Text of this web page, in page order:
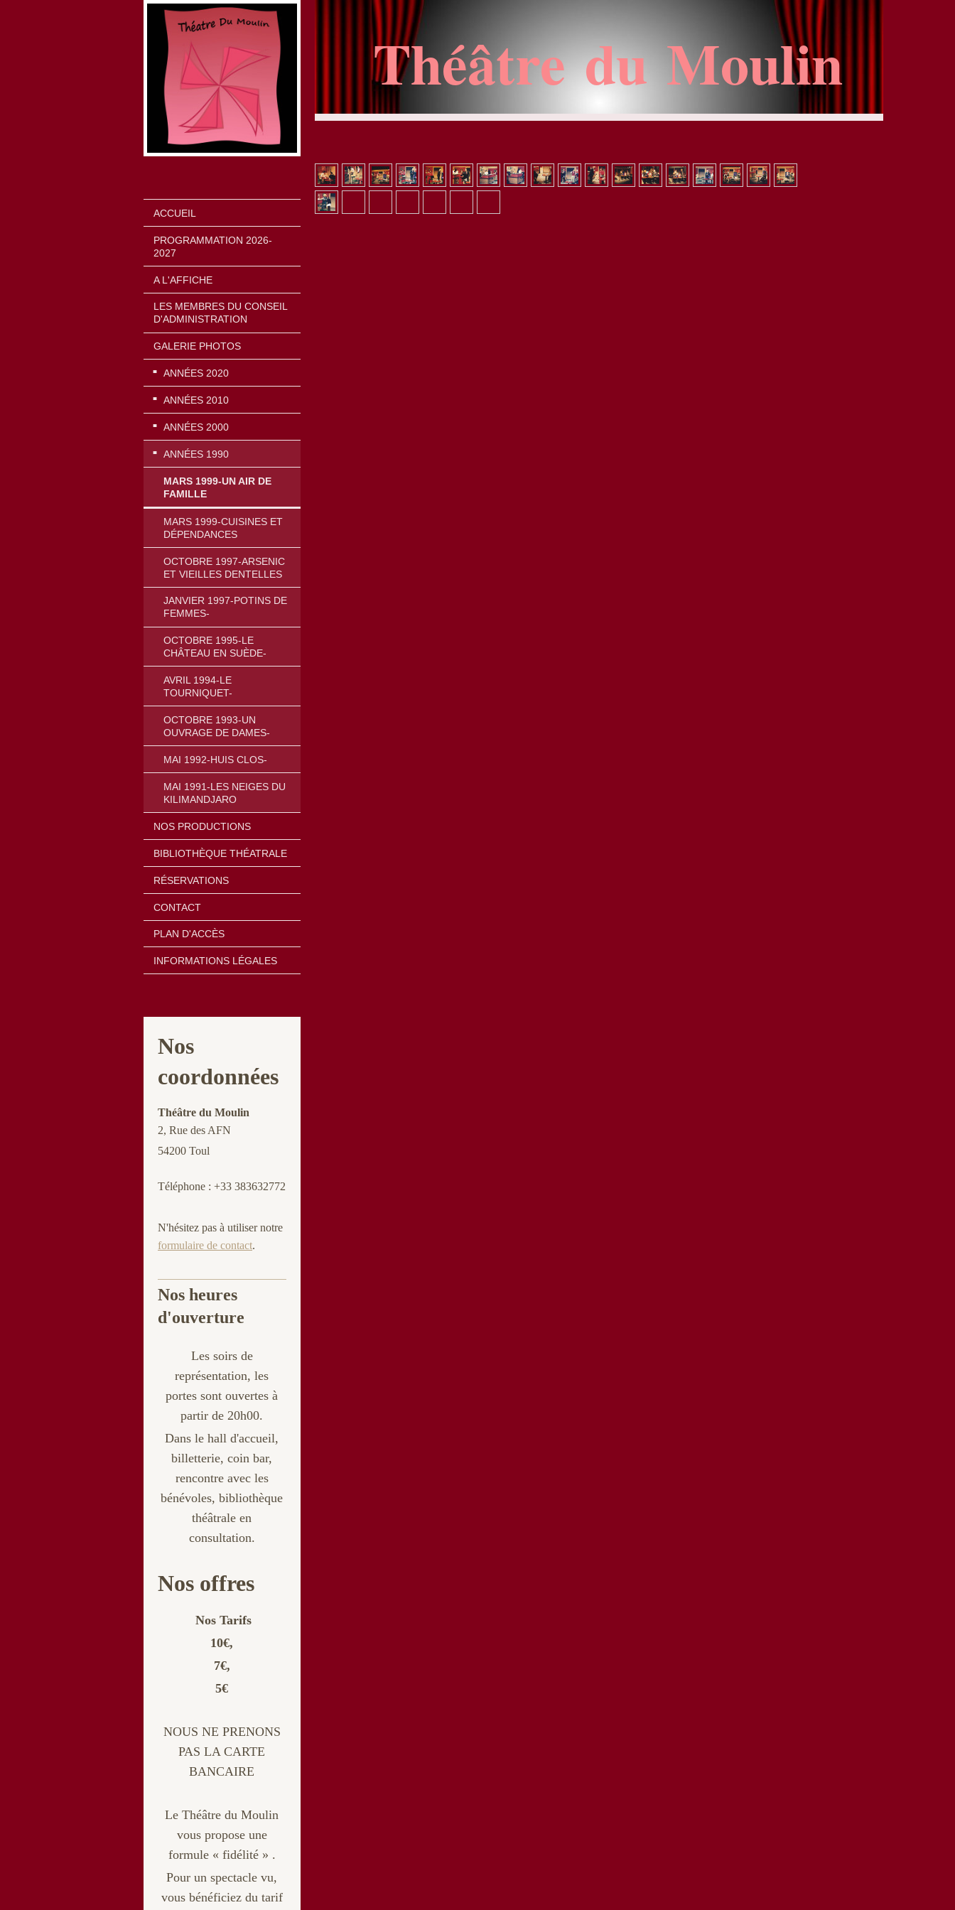
ACCUEIL
PROGRAMMATION 2026-
2027
A L'AFFICHE
LES MEMBRES DU CONSEIL
D'ADMINISTRATION
GALERIE PHOTOS
ANNÉES 2020
ANNÉES 2010
ANNÉES 2000
ANNÉES 1990
MARS 1999-UN AIR DE
FAMILLE
MARS 1999-CUISINES ET
DÉPENDANCES
OCTOBRE 1997-ARSENIC
ET VIEILLES DENTELLES
JANVIER 1997-POTINS DE
FEMMES-
OCTOBRE 1995-LE
CHÂTEAU EN SUÈDE-
AVRIL 1994-LE
TOURNIQUET-
OCTOBRE 1993-UN
OUVRAGE DE DAMES-
MAI 1992-HUIS CLOS-
MAI 1991-LES NEIGES DU
KILIMANDJARO
NOS PRODUCTIONS
BIBLIOTHÈQUE THÉATRALE
RÉSERVATIONS
CONTACT
PLAN D'ACCÈS
INFORMATIONS LÉGALES
Nos
coordonnées
Théâtre du Moulin
2, Rue des AFN
54200 Toul
Téléphone : +33 383632772
N'hésitez pas à utiliser notre
formulaire de contact.
Nos heures
d'ouverture
Les soirs de
représentation, les
portes sont ouvertes à
partir de 20h00.
Dans le hall d'accueil,
billetterie, coin bar,
rencontre avec les
bénévoles, bibliothèque
théâtrale en
consultation.
Nos offres
Nos Tarifs
10€,
7€,
5€
NOUS NE PRENONS
PAS LA CARTE
BANCAIRE
Le Théâtre du Moulin
vous propose une
formule « fidélité » .
Pour un spectacle vu,
vous bénéficiez du tarif
Théâtre du Moulin